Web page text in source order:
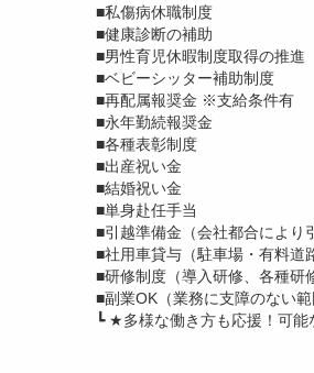
■私傷病休職制度
■健康診断の補助
■男性育児休暇制度取得の推進
■ベビーシッター補助制度
■再配属報奨金 ※支給条件有
■永年勤続報奨金
■各種表彰制度
■出産祝い金
■結婚祝い金
■単身赴任手当
■引越準備金（会社都合により
■社用車貸与（駐車場・有料道
■研修制度（導入研修、各種研
■副業OK（業務に支障のない範
┗ ★多様な働き方も応援！可能